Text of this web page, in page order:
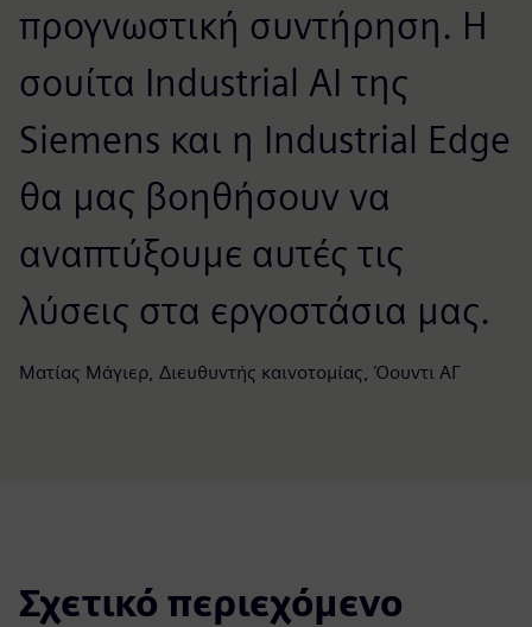
προγνωστική συντήρηση. Η
σουίτα Industrial AI της
Siemens και η Industrial Edge
θα μας βοηθήσουν να
αναπτύξουμε αυτές τις
λύσεις στα εργοστάσια μας.
Ματίας Μάγιερ, Διευθυντής καινοτομίας, Όουντι ΑΓ
Σχετικό περιεχόμενο